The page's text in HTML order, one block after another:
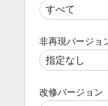
非再現バージョ
改修バージョン